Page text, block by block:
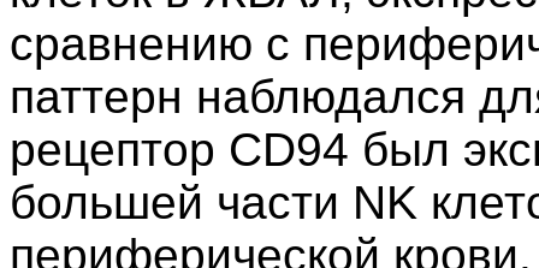
сравнению с
паттерн наблюдался
рецептор CD94 был
большей части NK
периферической